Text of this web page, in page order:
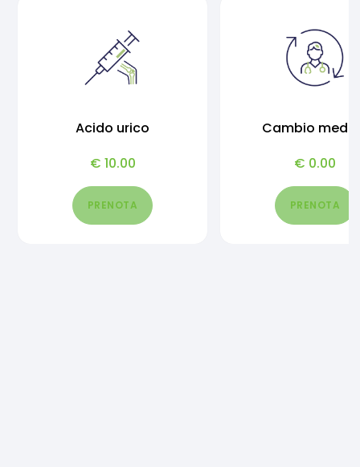
Acido urico
€ 10.00
PRENOTA
Cambio
€ 0.00
PRENOTA